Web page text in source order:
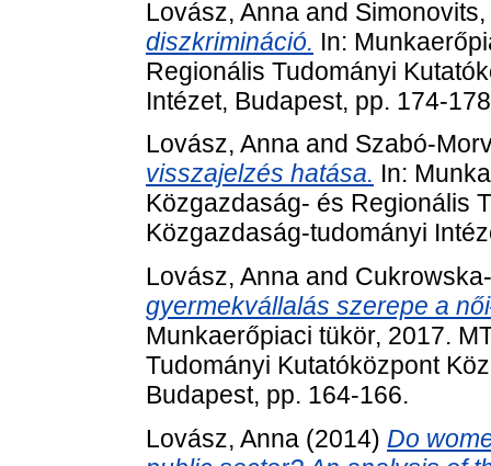
Lovász, Anna and
diszkrimináció. In:
Regionális Tudományi
Intézet, Budapest, pp. 174-
Lovász, Anna and Szabó-
visszajelzés hatása. In:
Közgazdaság- és Regionális
Közgazdaság-tudományi
Lovász, Anna and
gyermekvállalás szerepe a
Munkaerőpiaci tükör, 2017.
Tudományi Kutatóközpont
Budapest, pp. 164-166.
Lovász, Anna (2014) Do